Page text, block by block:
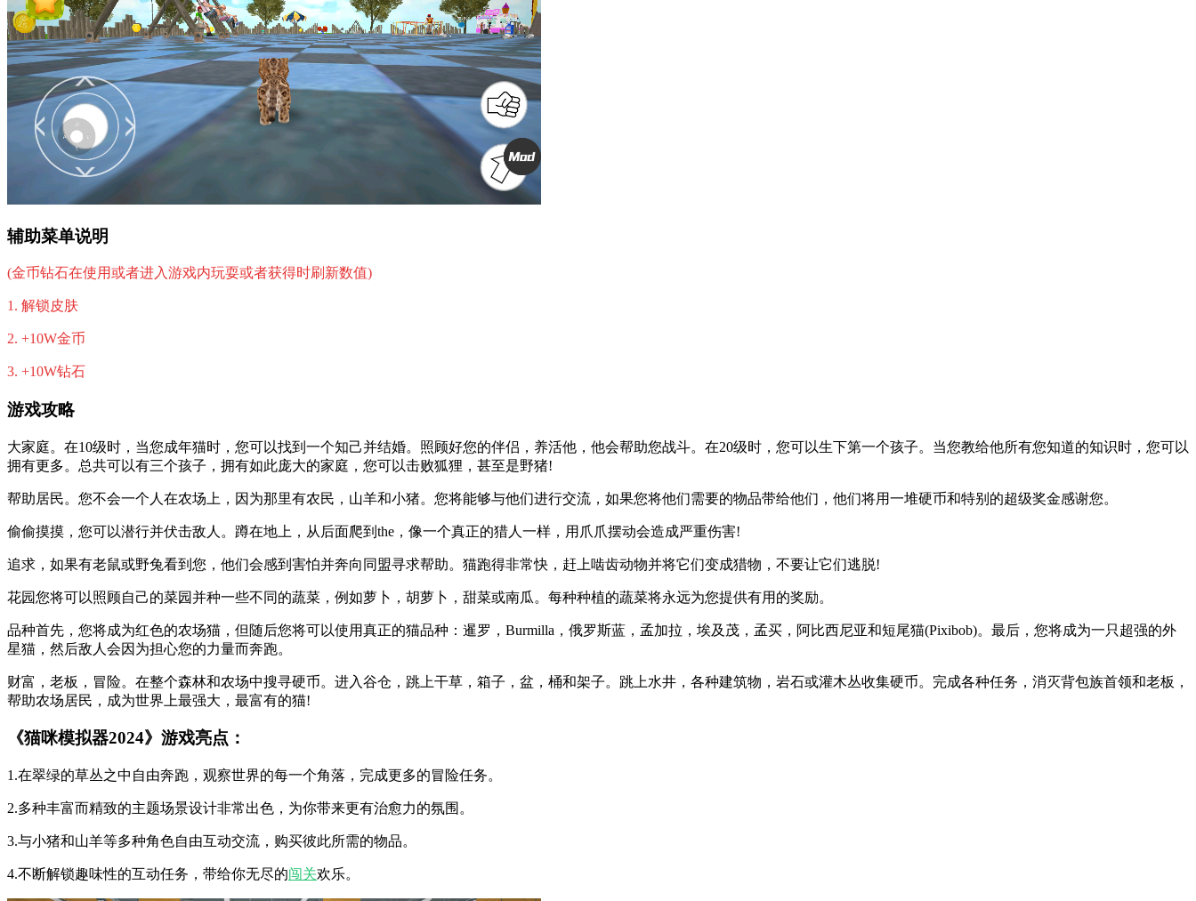
辅助菜单说明
(金币钻石在使用或者进入游戏内玩耍或者获得时刷新数值)
1. 解锁皮肤
2. +10W金币
3. +10W钻石
游戏攻略
大家庭。在10级时，当您成年猫时，您可以找到一个知己并结婚。照顾好您的伴侣，养活他，他会帮助您战斗。在20级时，您可以生下第一个孩子。当您教给他所有您知道的知识时，您可以
拥有更多。总共可以有三个孩子，拥有如此庞大的家庭，您可以击败狐狸，甚至是野猪!
帮助居民。您不会一个人在农场上，因为那里有农民，山羊和小猪。您将能够与他们进行交流，如果您将他们需要的物品带给他们，他们将用一堆硬币和特别的超级奖金感谢您。
偷偷摸摸，您可以潜行并伏击敌人。蹲在地上，从后面爬到the，像一个真正的猎人一样，用爪爪摆动会造成严重伤害!
追求，如果有老鼠或野兔看到您，他们会感到害怕并奔向同盟寻求帮助。猫跑得非常快，赶上啮齿动物并将它们变成猎物，不要让它们逃脱!
花园您将可以照顾自己的菜园并种一些不同的蔬菜，例如萝卜，胡萝卜，甜菜或南瓜。每种种植的蔬菜将永远为您提供有用的奖励。
品种首先，您将成为红色的农场猫，但随后您将可以使用真正的猫品种：暹罗，Burmilla，俄罗斯蓝，孟加拉，埃及茂，孟买，阿比西尼亚和短尾猫(Pixibob)。最后，您将成为一只超强的外
星猫，然后敌人会因为担心您的力量而奔跑。
财富，老板，冒险。在整个森林和农场中搜寻硬币。进入谷仓，跳上干草，箱子，盆，桶和架子。跳上水井，各种建筑物，岩石或灌木丛收集硬币。完成各种任务，消灭背包族首领和老板，
帮助农场居民，成为世界上最强大，最富有的猫!
《猫咪模拟器2024》游戏亮点：
1.在翠绿的草丛之中自由奔跑，观察世界的每一个角落，完成更多的冒险任务。
2.多种丰富而精致的主题场景设计非常出色，为你带来更有治愈力的氛围。
3.与小猪和山羊等多种角色自由互动交流，购买彼此所需的物品。
4.不断解锁趣味性的互动任务，带给你无尽的闯关欢乐。